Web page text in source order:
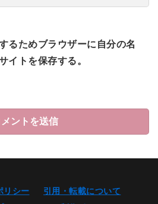
るためブラウザーに自分の名
イトを保存する。
リシー
引用・転載について